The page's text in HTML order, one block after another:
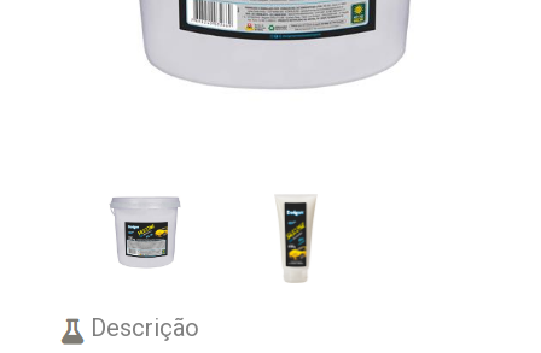
Descrição